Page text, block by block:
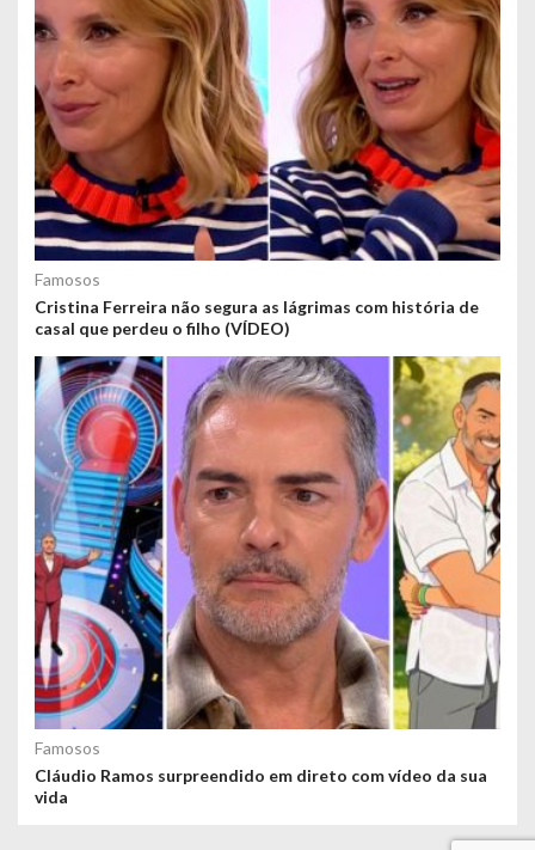
Famosos
Cristina Ferreira não segura as lágrimas com história de
casal que perdeu o filho (VÍDEO)
Famosos
Cláudio Ramos surpreendido em direto com vídeo da sua
vida